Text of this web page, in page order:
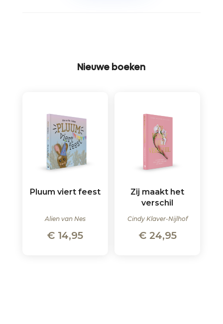
Nieuwe boeken
Pluum viert feest
Alien van Nes
€ 14,95
Zij maakt het
verschil
Cindy Klaver-Nijlhof
€24,95